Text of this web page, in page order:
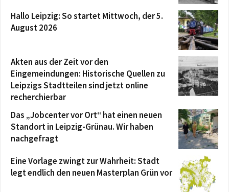
Hallo Leipzig: So startet Mittwoch, der 5.
August 2026
Akten aus der Zeit vor den
Eingemeindungen: Historische Quellen zu
Leipzigs Stadtteilen sind jetzt online
recherchierbar
Das „Jobcenter vor Ort“ hat einen neuen
Standort in Leipzig-Grünau. Wir haben
nachgefragt
Eine Vorlage zwingt zur Wahrheit: Stadt
legt endlich den neuen Masterplan Grün vor